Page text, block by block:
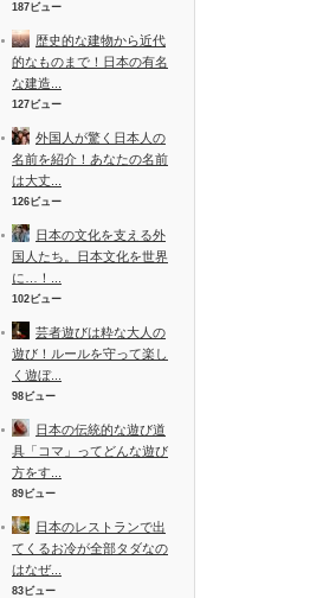
187ビュー
歴史的な建物から近代
的なものまで！日本の有名
な建造...
127ビュー
外国人が驚く日本人の
名前を紹介！あなたの名前
は大丈...
126ビュー
日本の文化を支える外
国人たち。日本文化を世界
に…！...
102ビュー
芸者遊びは粋な大人の
遊び！ルールを守って楽し
く遊ぼ...
98ビュー
日本の伝統的な遊び道
具「コマ」ってどんな遊び
方をす...
89ビュー
日本のレストランで出
てくるお冷が全部タダなの
はなぜ...
83ビュー